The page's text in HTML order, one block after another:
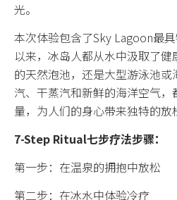
冰岛环岛
自驾
蓝冰洞
冰川
温泉
极光
光。
本次体验包含了Sky Lagoon最
以来，冰岛人都从水中汲取了
的天然泡池，还是大型游泳池
汽、干蒸汽和新鲜的海洋空气
量，为人们的身心带来独特的放
7-Step Ritual七步疗法步骤：
第一步：在温泉的拥抱中放松
第二步：在冰水中体验冷疗